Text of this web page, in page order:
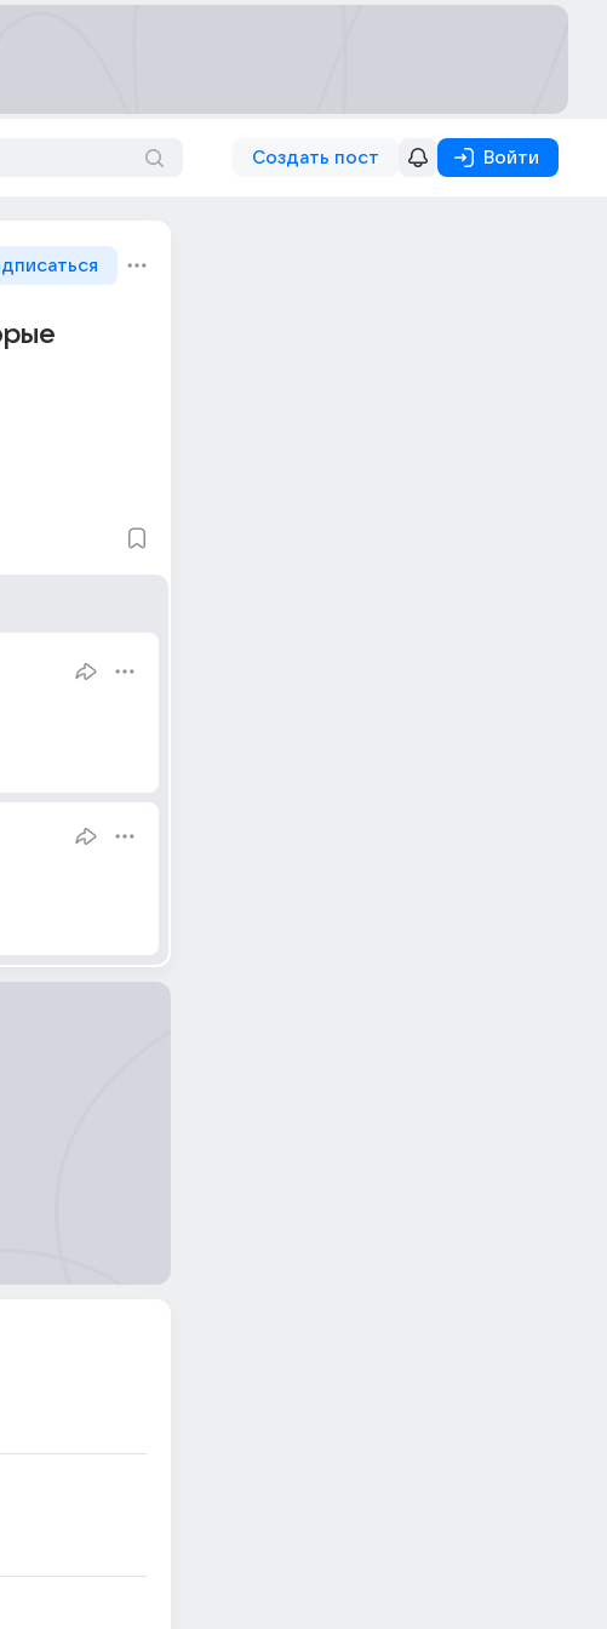
Создать пост Войти